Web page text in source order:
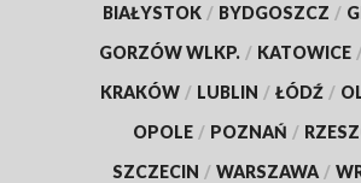
BIAŁYSTOK / BYDGOSZCZ /
GORZÓW WLKP. / KATOWICE
KRAKÓW / LUBLIN / ŁÓDŹ /
OPOLE / POZNAŃ /
SZCZECIN / WARSZAWA /